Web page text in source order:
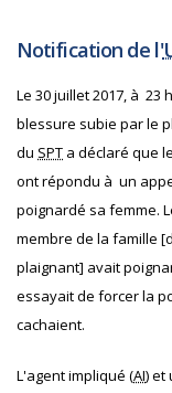
Notification de l'
Le 30 juillet 2017, à 23
blessure subie par le
du SPT a déclaré que
ont répondu à un
poignardé sa femme.
membre de la famille
plaignant] avait
essayait de forcer la
cachaient.
L'agent impliqué (AI) et